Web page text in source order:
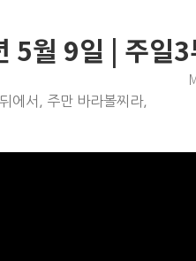
5월 9일 | 주일3
에서, 주만 바라볼찌라,